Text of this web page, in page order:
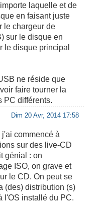
laquelle et de
en faisant juste
le chargeur de
sur le disque en
le disque principal
ne réside que
faire tourner la
PC différents.
Dim 20 Avr, 2014 17:58
commencé à
sur des live-CD
génial : on
ISO, on grave et
le CD. On peut se
(des) distribution (s)
l'OS installé du PC.